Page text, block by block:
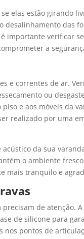
elas estão girando
desalinhamento das
importante verificar
a
e correntes de ar.
ou
e aos móveis da
realizado por uma
da sua
o ambiente
mais tranquilo e
de atenção.
de silicone para
pontos de